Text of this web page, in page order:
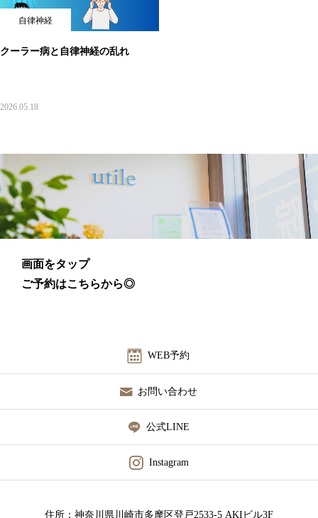
自律神経
クーラー病と自律神経の乱れ
2026.05.18
画面をタップ
ご予約はこちらから◎
WEB予約
お問い合わせ
公式LINE
Instagram
住所：神奈川県川崎市多摩区登戸2533-5 AKIビル3F